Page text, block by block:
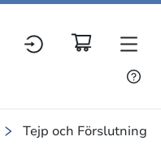
Tejp och Förslutning